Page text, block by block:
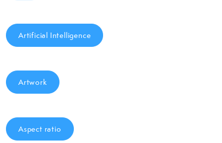
Artificial Intelligence
Artwork
Aspect ratio